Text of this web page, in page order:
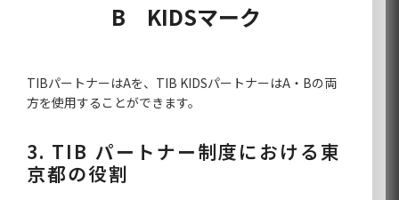
B KIDSマーク
TIBパートナーはAを、TIB KIDSパートナーはA・Bの両
方を使用することができます。
3. TIB パートナー制度における東
京都の役割